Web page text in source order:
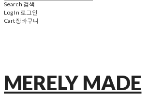
Search 검색
Log In 로그인
Cart장바구니
MERELY MADE